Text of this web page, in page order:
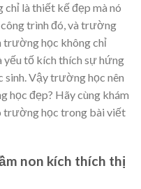
là thiết kế đẹp mà nó
trình đó, và trường
trường học không chỉ
yếu tố kích thích sự hứng
sinh. Vậy trường học nên
học đẹp? Hãy cùng khám
trường học trong bài viết
non kích thích thị